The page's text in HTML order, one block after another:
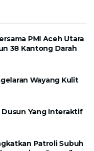
PMI Aceh Utara
38 Kantong Darah
Wayang Kulit
Dusun Yang Interaktif
Patroli Subuh